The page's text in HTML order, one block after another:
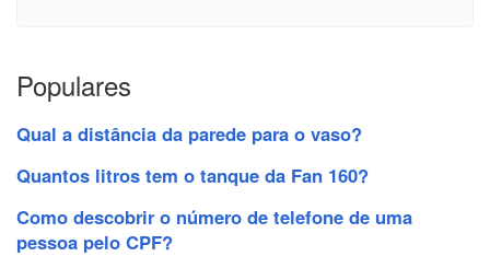
Populares
Qual a distância da parede para o vaso?
Quantos litros tem o tanque da Fan 160?
Como descobrir o número de telefone de uma
pessoa pelo CPF?